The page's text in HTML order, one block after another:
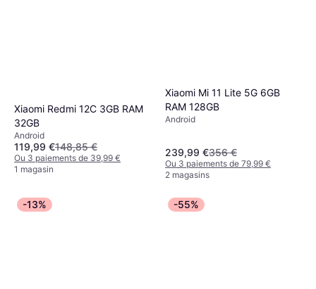
Xiaomi Redmi 12C 3GB RAM
32GB
Android
119,99 €148,85 €
Ou 3 paiements de 39,99 €
1 magasin
Xiaomi Mi 11 Lite 5G 6GB
RAM 128GB
Android
239,99 €356 €
Ou 3 paiements de 79,99 €
2 magasins
-13% -55%